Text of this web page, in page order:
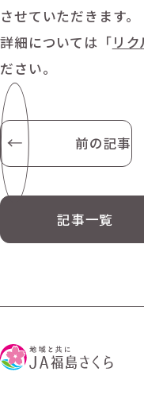
させていただきます。
詳細については「リ
ださい。
前の記事
記事一覧